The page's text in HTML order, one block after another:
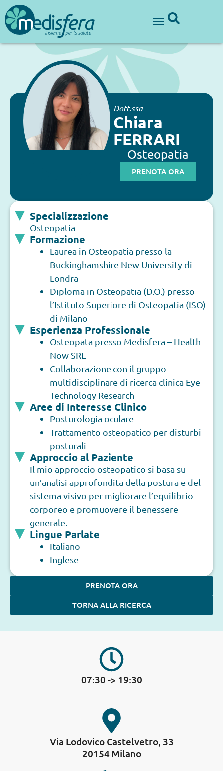
Dott.ssa
Chiara
FERRARI
Osteopatia
PRENOTA ORA
Specializzazione
Osteopatia
Formazione
Laurea in Osteopatia presso la
Buckinghamshire New University di
Londra
Diploma in Osteopatia (D.O.) presso
l’Istituto Superiore di Osteopatia (ISO)
di Milano
Esperienza Professionale
Osteopata presso Medisfera – Health
Now SRL
Collaborazione con il gruppo
multidisciplinare di ricerca clinica Eye
Technology Research
Aree di Interesse Clinico
Posturologia oculare
Trattamento osteopatico per disturbi
posturali
Approccio al Paziente
Il mio approccio osteopatico si basa su
un’analisi approfondita della postura e del
sistema visivo per migliorare l’equilibrio
corporeo e promuovere il benessere
generale.
Lingue Parlate
Italiano
Inglese
PRENOTA ORA
TORNA ALLA RICERCA
07:30 -> 19:30
Via Lodovico Castelvetro, 33
20154 Milano